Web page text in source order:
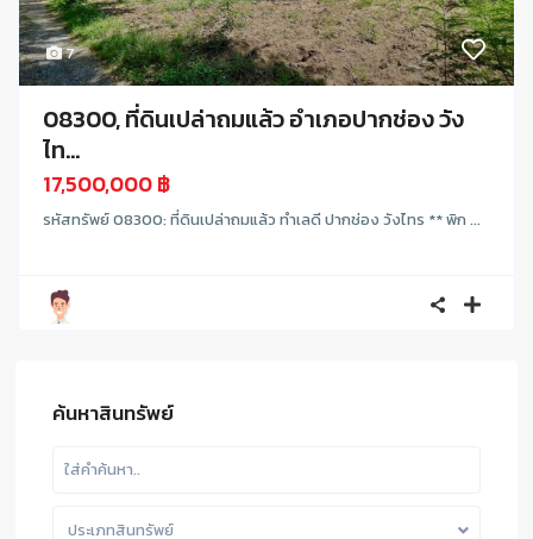
7
08300, ที่ดินเปล่าถมแล้ว อำเภอปากช่อง วัง
ไท...
17,500,000 ฿
รหัสทรัพย์ 08300: ที่ดินเปล่าถมแล้ว ทำเลดี ปากช่อง วังไทร ** พิก ...
ค้นหาสินทรัพย์
ประเภทสินทรัพย์